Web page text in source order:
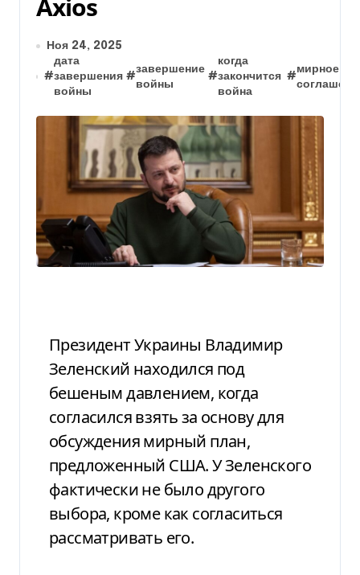
Axios
Ноя 24, 2025
#
дата
завершения
войны
#
завершение
войны
#
когда
закончится
война
#
мирное
Президент Украины Владимир
Зеленский находился под
бешеным давлением, когда
согласился взять за основу для
обсуждения мирный план,
предложенный США. У Зеленского
фактически не было другого
выбора, кроме как согласиться
рассматривать его.